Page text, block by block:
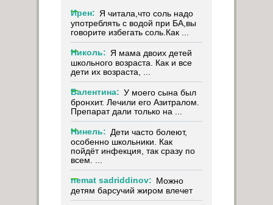
Ирен: Я читала,что соль надо
употреблять с водой при БА,вы
говорите избегать соль.Как ...
Николь: Я мама двоих детей
школьного возраста. Как и все
дети их возраста, ...
Валентина: У моего сына был
бронхит. Лечили его Азитралом.
Препарат дали только на ...
Нинель: Дети часто болеют,
особенно школьники. Как
пойдёт инфекция, так сразу по
всем. ...
nemat sadriddinov: Можно
детям барсучий жиром влечет